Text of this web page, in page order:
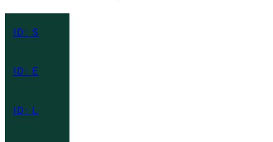
ID: S
ID: E
ID: L